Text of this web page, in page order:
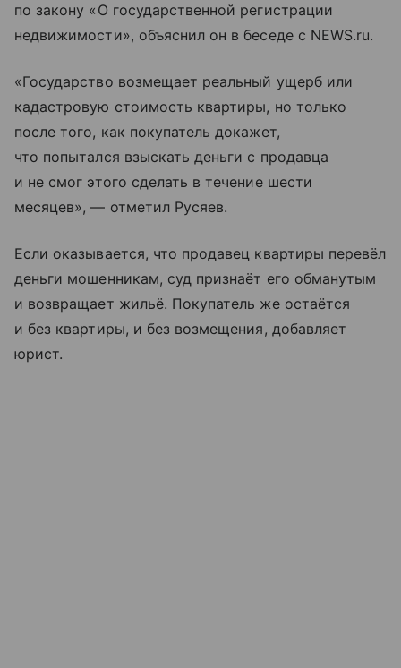
по закону «О государственной регистрации
недвижимости», объяснил он в беседе с NEWS.ru.
«Государство возмещает реальный ущерб или
кадастровую стоимость квартиры, но только
после того, как покупатель докажет,
что попытался взыскать деньги с продавца
и не смог этого сделать в течение шести
месяцев», — отметил Русяев.
Если оказывается, что продавец квартиры перевёл
деньги мошенникам, суд признаёт его обманутым
и возвращает жильё. Покупатель же остаётся
и без квартиры, и без возмещения, добавляет
юрист.